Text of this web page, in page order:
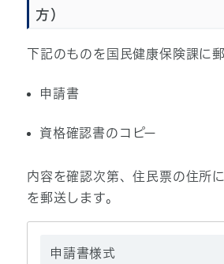
方）
下記のものを国民健康保険課に
申請書
資格確認書のコピー
内容を確認次第、住民票の住所
を郵送します。
申請書様式